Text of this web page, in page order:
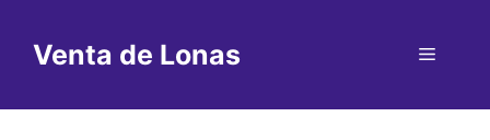
contenido
Venta de Lonas Menú